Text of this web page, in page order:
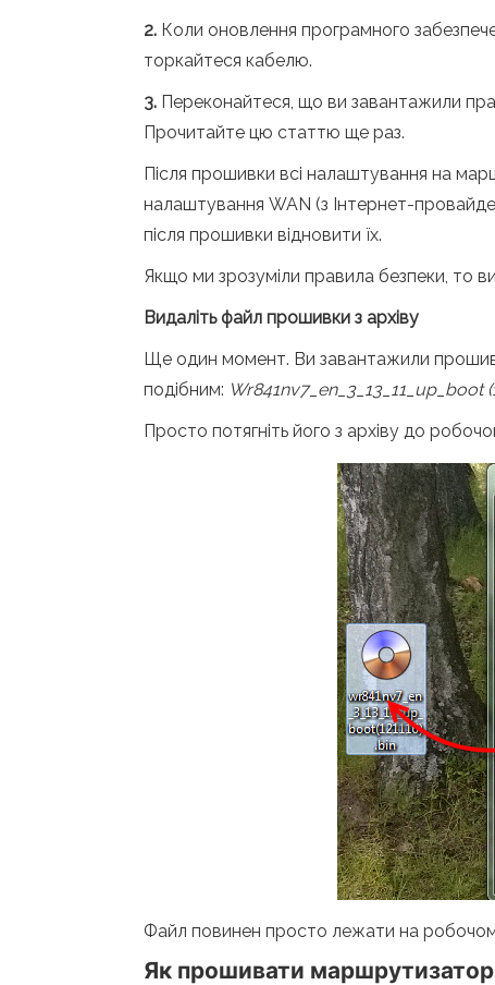
2. Коли оновлення програмного
торкайтеся кабелю.
3. Переконайтеся, що ви завантажили
Прочитайте цю статтю ще раз.
Після прошивки всі налаштування на
налаштування WAN (з Інтернет-
після прошивки відновити їх.
Якщо ми зрозуміли правила безпеки, то
Видаліть файл прошивки з архіву
Ще один момент. Ви завантажили
подібним: Wr841nv7_en_3_13_11_up_boot
Просто потягніть його з архіву до
Файл повинен просто лежати на
Як прошивати